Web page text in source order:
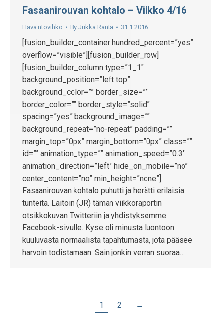
Fasaanirouvan kohtalo – Viikko 4/16
Havaintovihko By Jukka Ranta 31.1.2016
[fusion_builder_container hundred_percent=”yes”
overflow=”visible”][fusion_builder_row]
[fusion_builder_column type=”1_1″
background_position=”left top”
background_color=”” border_size=””
border_color=”” border_style=”solid”
spacing=”yes” background_image=””
background_repeat=”no-repeat” padding=””
margin_top=”0px” margin_bottom=”0px” class=””
id=”” animation_type=”” animation_speed=”0.3″
animation_direction=”left” hide_on_mobile=”no”
center_content=”no” min_height=”none”]
Fasaanirouvan kohtalo puhutti ja herätti erilaisia
tunteita. Laitoin (JR) tämän viikkoraportin
otsikkokuvan Twitteriin ja yhdistyksemme
Facebook-sivulle. Kyse oli minusta luontoon
kuuluvasta normaalista tapahtumasta, jota pääsee
harvoin todistamaan. Sain jonkin verran suoraa…
1 2 →